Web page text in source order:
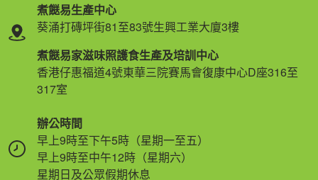
煮餸易生產中心
葵涌打磚坪街81至83號生興工業大廈3樓
煮餸易家滋味照護食生產及培訓中心
香港仔惠福道4號東華三院賽馬會復康中心D座316至
317室
辦公時間
早上9時至下午5時（星期一至五）
早上9時至中午12時（星期六）
星期日及公眾假期休息